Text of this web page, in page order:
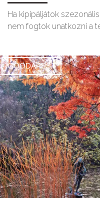
Ha kipipáljátok
nem fogtok unatkozni a
GOODAPEST